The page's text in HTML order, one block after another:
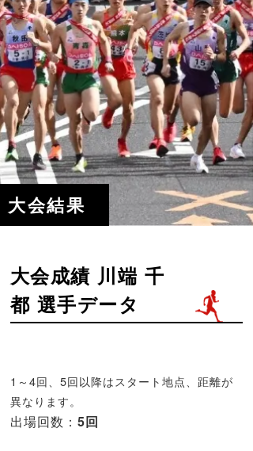
大会結果
大会成績 川端 千
都 選手データ
1～4回、5回以降はスタート地点、距離が
異なります。
出場回数： 5回